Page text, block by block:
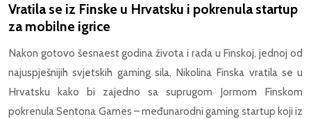
Vratila se iz Finske u Hrvatsku i pokrenula startup
za mobilne igrice
Nakon gotovo šesnaest godina života i rada u Finskoj, jednoj od
najuspješnijih svjetskih gaming sila, Nikolina Finska vratila se u
Hrvatsku kako bi zajedno sa suprugom Jormom Finskom
pokrenula Sentona Games – međunarodni gaming startup koji iz